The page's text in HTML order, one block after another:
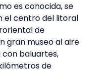
es conocida, se
el centro del litoral
de
gran museo al aire
con baluartes,
de